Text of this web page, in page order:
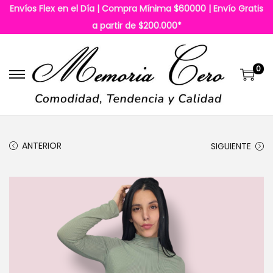
Envíos Flex en el Día | Compra Mínima $60000 | Envío Gratis
a partir de $200.000*
S
a
a
l
a
n
S
a
a
l
c
o
0
ANTERIOR SIGUIENTE